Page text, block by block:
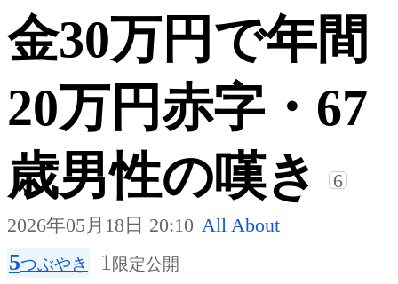
金30万円で年間
20万円赤字・67
歳男性の嘆き
6
2026年05月18日 20:10 All About
5つぶやき 1 限定公開